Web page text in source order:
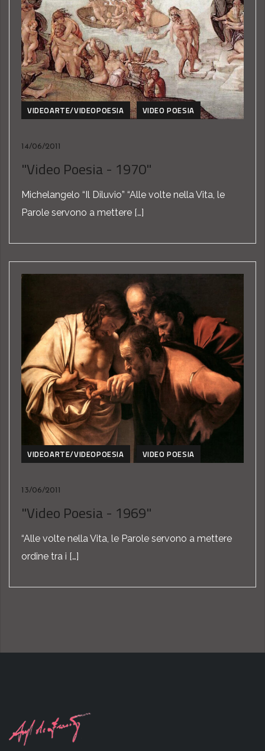
VIDEOARTE/VIDEOPOESIA VIDEO POESIA
14/06/2011
"Video Poesia - 1970"
Michelangelo “Il Diluvio” “Alle volte nella Vita, le
Parole servono a mettere […]
VIDEOARTE/VIDEOPOESIA VIDEO POESIA
13/06/2011
"Video Poesia - 1969"
“Alle volte nella Vita, le Parole servono a mettere
ordine tra i […]